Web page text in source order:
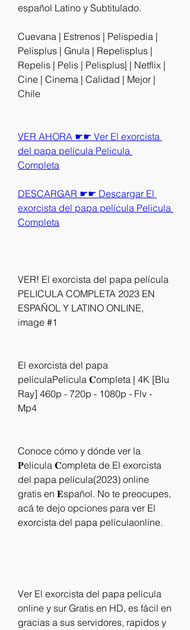
español Latino y Subtitulado.
Cuevana | Estrenos | Pelispedia |
Pelisplus | Gnula | Repelisplus |
Repelis | Pelis | Pelisplus| | Netflix |
Cine | Cinema | Calidad | Mejor |
Chile
VER AHORA ☛☛ Ver El exorcista
del papa película Pelicula
Completa
DESCARGAR ☛☛ Descargar El
exorcista del papa película Pelicula
Completa
VER! El exorcista del papa película
PELICULA COMPLETA 2023 EN
ESPAÑOL Y LATINO ONLINE,
image #1
El exorcista del papa
películaPelicula 𝐂ompleta | 4K [Blu
Ray] 460p - 720p - 1080p - Flv -
Mp4
Conoce cómo y dónde ver la
𝐏elícula 𝐂ompleta de El exorcista
del papa película(2023) online
gratis en 𝐄spañol. No te preocupes,
acá te dejo opciones para ver El
exorcista del papa películaonline.
Ver El exorcista del papa película
online y sur Gratis en HD, es fácil en
gracias a sus servidores, rapidos y